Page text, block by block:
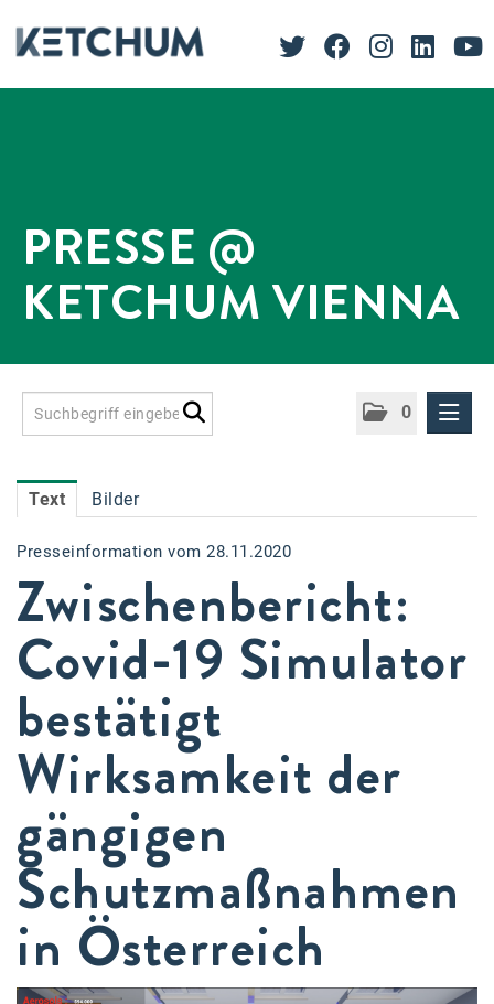
PRESSE @
KETCHUM VIENNA
0
Accessiway
Accor
ALC
Anadi Bank
Arthur D. Little
Bake the Shape
BBDO Wien
bellaflora
Be.See.
BISON
Brandl Talos
Braun
Text Bilder
Presseinformation vom 28.11.2020
Zwischenbericht:
Covid-19 Simulator
bestätigt
Wirksamkeit der
gängigen
Schutzmaßnahmen
in Österreich